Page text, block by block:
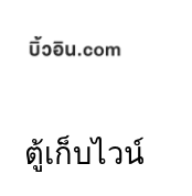
ตู้เก็บไวน์